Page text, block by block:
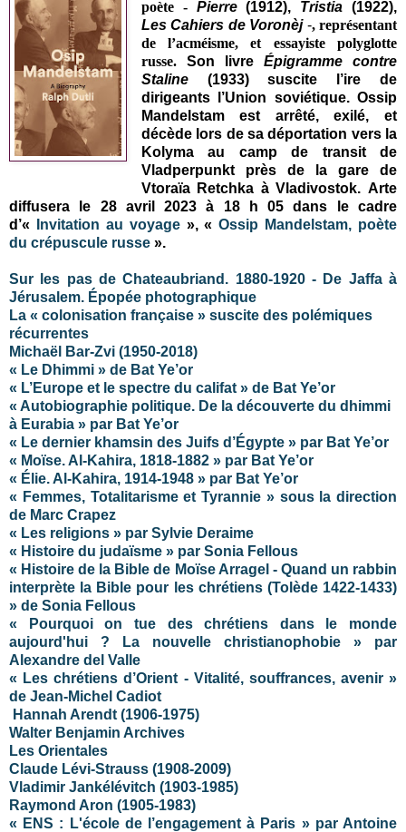
poète - Pierre(1912), Tristia(1922),
Les Cahiers de Voronèj-, représentant
de l’acméisme, et essayiste polyglotte
russe. Son livre Épigramme contre
Staline(1933) suscite l’ire de
dirigeants l’Union soviétique. Ossip
Mandelstam est arrêté, exilé, et
décède lors de sa déportation vers la
Kolyma au camp de transit de
Vladperpunkt près de la gare de
Vtoraïa Retchka à Vladivostok. Arte
diffusera le 28 avril 2023 à 18 h 05 dans le cadre
d’«
Invitation au voyage», «Ossip Mandelstam, poète
du crépuscule russe ».
Sur les pas de Chateaubriand. 1880-1920 - De Jaffa à
Jérusalem. Épopée photographique
La « colonisation française » suscite des polémiques
récurrentes
Michaël Bar-Zvi (1950-2018)
« Le Dhimmi » de Bat Ye’or
« L’Europe et le spectre du califat » de Bat Ye’or
« Autobiographie politique. De la découverte du dhimmi
à Eurabia » par Bat Ye’or
« Le dernier khamsin des Juifs d’Égypte » par Bat Ye’or
« Moïse. Al-Kahira, 1818-1882 » par Bat Ye’or
« Élie. Al-Kahira, 1914-1948 » par Bat Ye’or
« Femmes, Totalitarisme et Tyrannie » sous la direction
de Marc Crapez
« Les religions » par Sylvie Deraime
« Histoire du judaïsme » par Sonia Fellous
« Histoire de la Bible de Moïse Arragel - Quand un rabbin
interprète la Bible pour les chrétiens (Tolède 1422-1433)
» de Sonia Fellous
« Pourquoi on tue des chrétiens dans le monde
aujourd'hui ? La nouvelle christianophobie » par
Alexandre del Valle
« Les chrétiens d’Orient - Vitalité, souffrances, avenir »
de Jean-Michel Cadiot
Hannah Arendt (1906-1975)
Walter Benjamin Archives
Les Orientales
Claude Lévi-Strauss (1908-2009)
Vladimir Jankélévitch (1903-1985)
Raymond Aron (1905-1983)
« ENS : L'école de l’engagement à Paris » par Antoine